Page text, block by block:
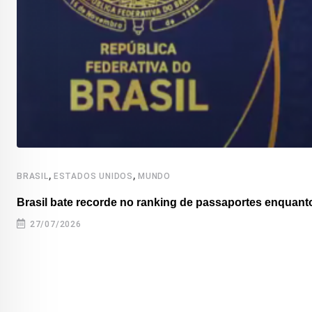
BRASIL, ESTADOS UNIDOS ,MUNDO
Brasil bate recorde no ranking de passaportes
27/07/2026